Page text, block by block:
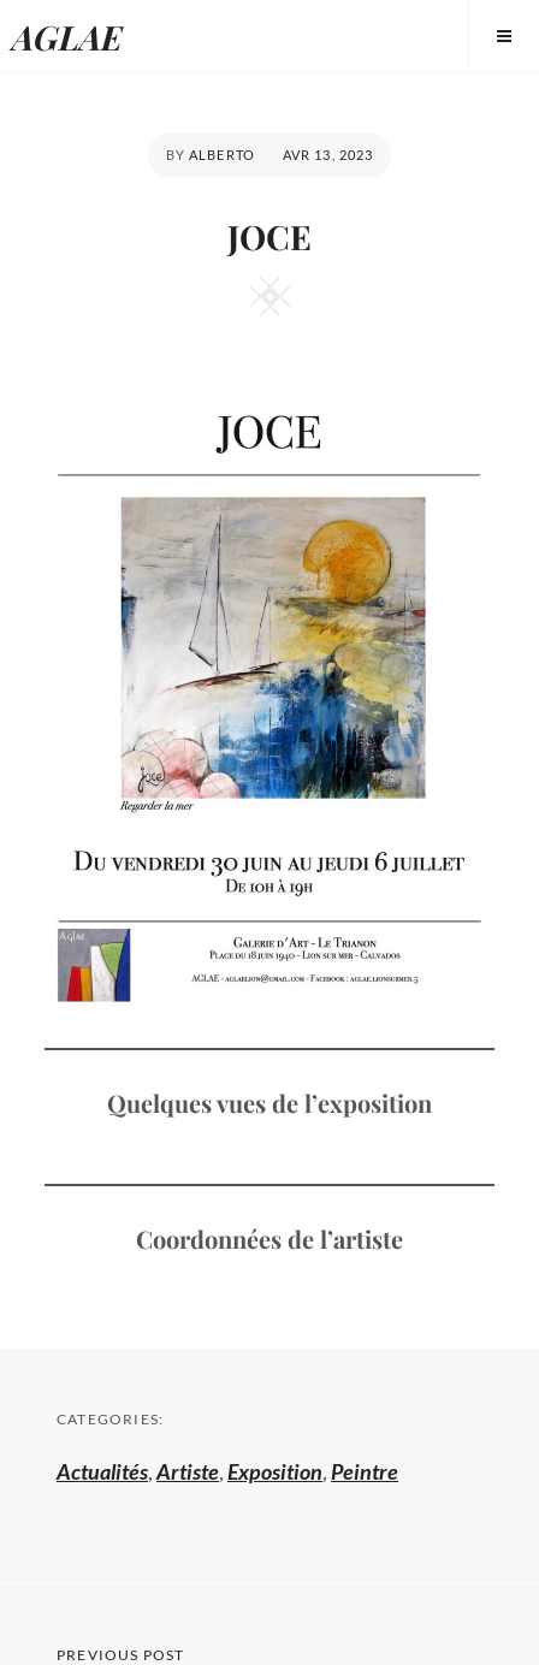
toAGLAE
BYALBERTO
POSTED
AVR 13, 2023
JOCE
Square
Quelques vues de l’exposition
Coordonnées de l’artiste
CATEGORIES:
Actualités,Artiste,Exposition,Peintre
PREVIOUS POST